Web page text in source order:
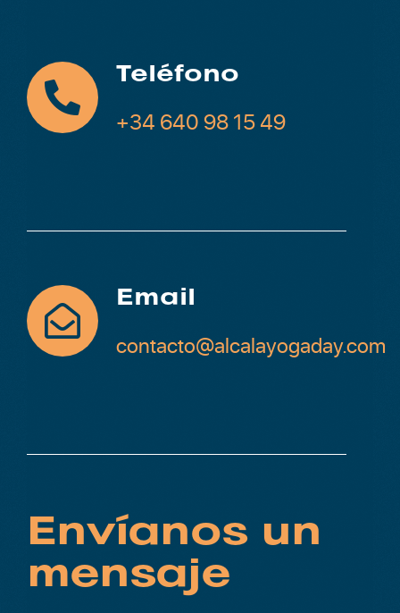
CONTACTO
Teléfono
+34 640 98 15 49
Email
contacto@alcalayogaday.com
Envíanos un
mensaje